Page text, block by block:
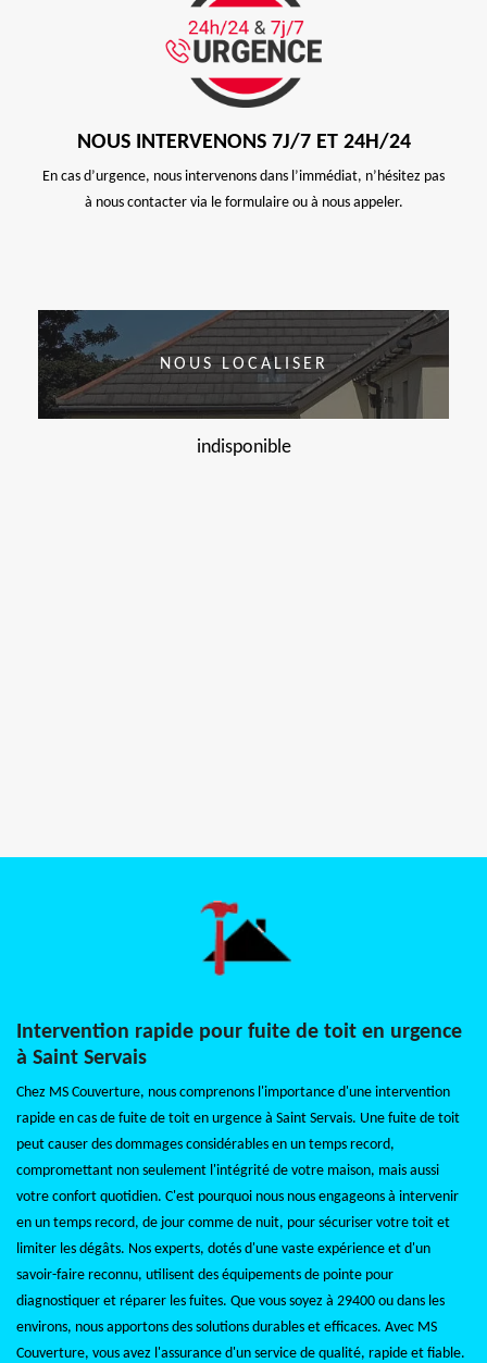
NOUS INTERVENONS 7J/7 ET 24H/24
En cas d’urgence, nous intervenons dans l’immédiat, n’hésitez pas
à nous contacter via le formulaire ou à nous appeler.
NOUS LOCALISER
indisponible
Intervention rapide pour fuite de toit en urgence
à Saint Servais
Chez MS Couverture, nous comprenons l'importance d'une intervention
rapide en cas de fuite de toit en urgence à Saint Servais. Une fuite de toit
peut causer des dommages considérables en un temps record,
compromettant non seulement l'intégrité de votre maison, mais aussi
votre confort quotidien. C'est pourquoi nous nous engageons à intervenir
en un temps record, de jour comme de nuit, pour sécuriser votre toit et
limiter les dégâts. Nos experts, dotés d'une vaste expérience et d'un
savoir-faire reconnu, utilisent des équipements de pointe pour
diagnostiquer et réparer les fuites. Que vous soyez à 29400 ou dans les
environs, nous apportons des solutions durables et efficaces. Avec MS
Couverture, vous avez l'assurance d'un service de qualité, rapide et fiable.